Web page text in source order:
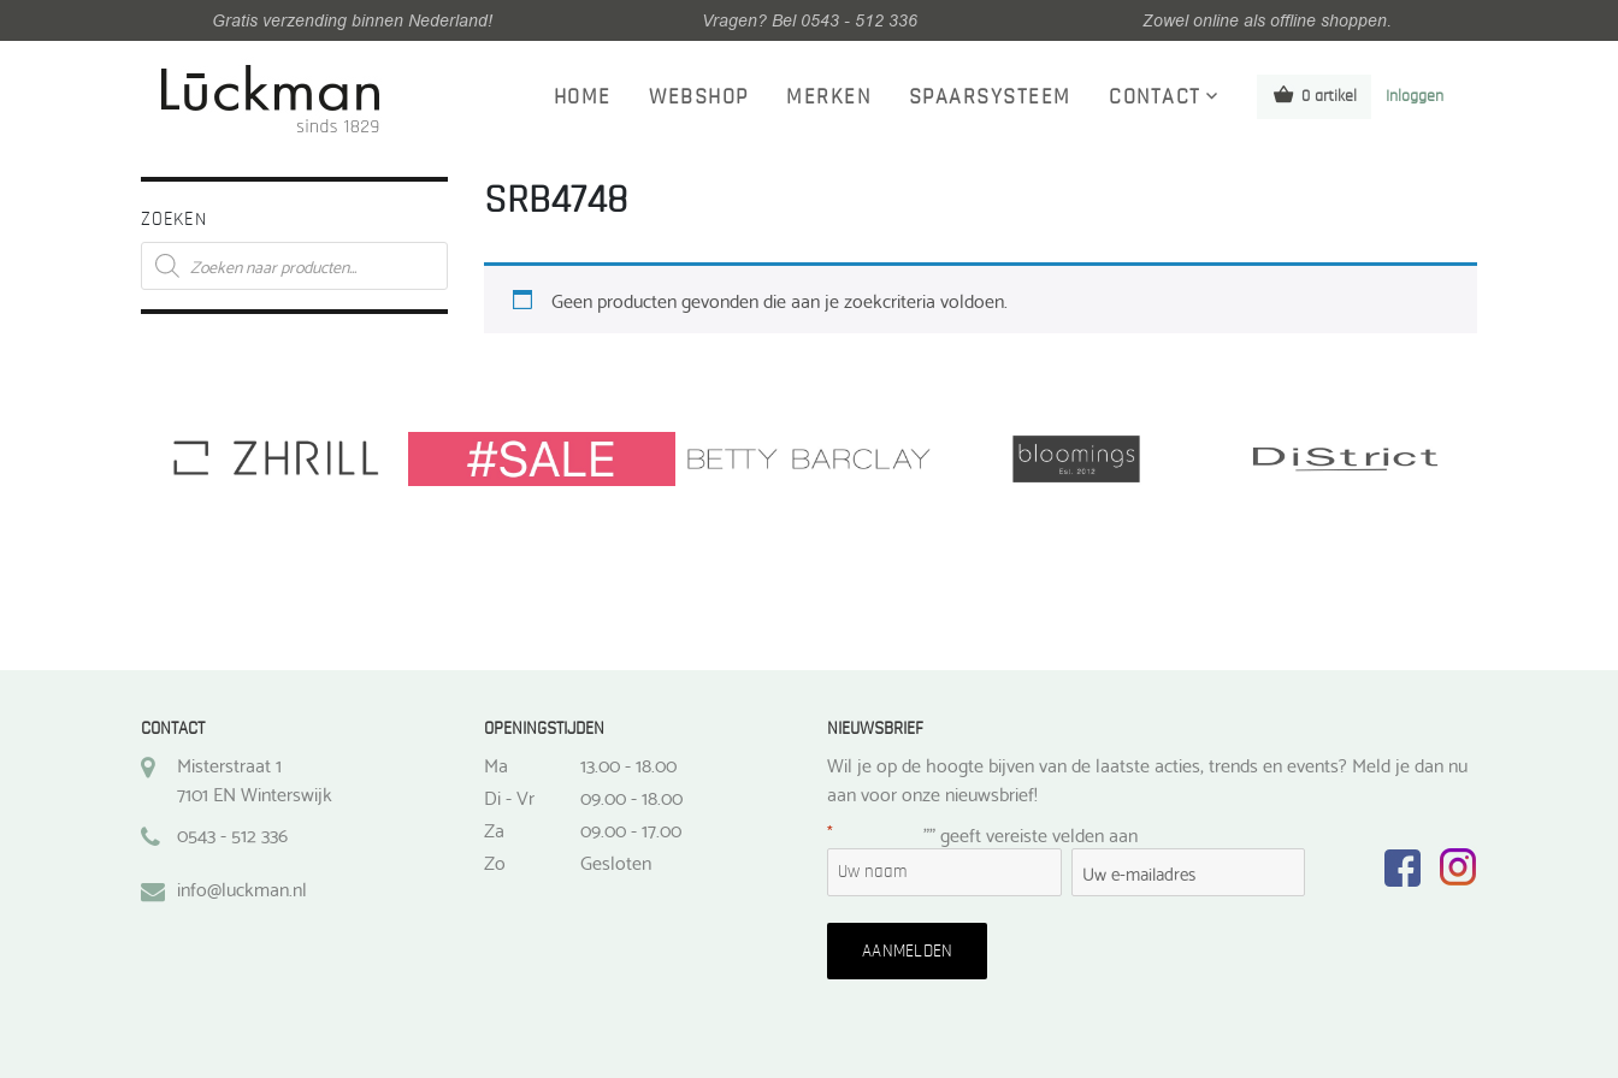
Gratis verzending binnen Nederland! Vragen? Bel 0543 - 512 336 Zowel online als offline shoppen.
HOME WEBSHOP MERKEN SPAARSYSTEEM CONTACT 0 artikel Inloggen
ZOEKEN
Producten
zoeken
SRB4748
Geen producten gevonden die aan je zoekcriteria voldoen.
CONTACT
Misterstraat 1
7101 EN Winterswijk
0543 - 512 336
info@luckman.nl
OPENINGSTIJDEN
Ma
13.00 - 18.00
Di - Vr
09.00 - 18.00
Za
09.00 - 17.00
Zo
Gesloten
NIEUWSBRIEF
Wil je op de hoogte bijven van de laatste acties, trends en events? Meld je dan nu
aan voor onze nieuwsbrief!
"
* " geeft vereiste velden aan